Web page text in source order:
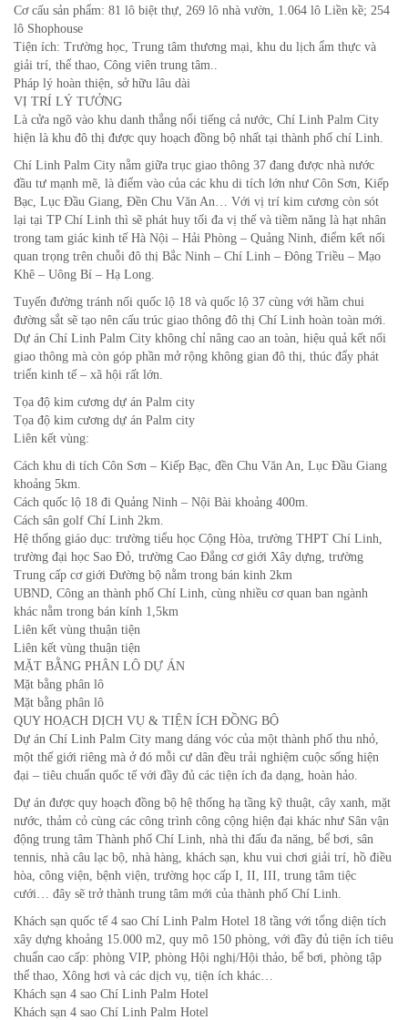
Cơ cấu sản phẩm: 81 lô biệt thự, 269 lô nhà vườn, 1.064 lô Liền kề; 254
lô Shophouse
Tiện ích: Trường học, Trung tâm thương mại, khu du lịch ẩm thực và
giải trí, thể thao, Công viên trung tâm..
Pháp lý hoàn thiện, sở hữu lâu dài
VỊ TRÍ LÝ TƯỞNG
Là cửa ngõ vào khu danh thắng nổi tiếng cả nước, Chí Linh Palm City
hiện là khu đô thị được quy hoạch đồng bộ nhất tại thành phố chí Linh.
Chí Linh Palm City nằm giữa trục giao thông 37 đang được nhà nước
đầu tư mạnh mẽ, là điểm vào của các khu di tích lớn như Côn Sơn, Kiếp
Bạc, Lục Đầu Giang, Đền Chu Văn An… Với vị trí kim cương còn sót
lại tại TP Chí Linh thì sẽ phát huy tối đa vị thế và tiềm năng là hạt nhân
trong tam giác kinh tế Hà Nội – Hải Phòng – Quảng Ninh, điểm kết nối
quan trọng trên chuỗi đô thị Bắc Ninh – Chí Linh – Đông Triều – Mạo
Khê – Uông Bí – Hạ Long.
Tuyến đường tránh nối quốc lộ 18 và quốc lộ 37 cùng với hầm chui
đường sắt sẽ tạo nên cấu trúc giao thông đô thị Chí Linh hoàn toàn mới.
Dự án Chí Linh Palm City không chỉ nâng cao an toàn, hiệu quả kết nối
giao thông mà còn góp phần mở rộng không gian đô thị, thúc đẩy phát
triển kinh tế – xã hội rất lớn.
Tọa độ kim cương dự án Palm city
Tọa độ kim cương dự án Palm city
Liên kết vùng:
Cách khu di tích Côn Sơn – Kiếp Bạc, đền Chu Văn An, Lục Đầu Giang
khoảng 5km.
Cách quốc lộ 18 đi Quảng Ninh – Nội Bài khoảng 400m.
Cách sân golf Chí Linh 2km.
Hệ thống giáo dục: trường tiểu học Cộng Hòa, trường THPT Chí Linh,
trường đại học Sao Đỏ, trường Cao Đẳng cơ giới Xây dựng, trường
Trung cấp cơ giới Đường bộ nằm trong bán kinh 2km
UBND, Công an thành phố Chí Linh, cùng nhiều cơ quan ban ngành
khác nằm trong bán kính 1,5km
Liên kết vùng thuận tiện
Liên kết vùng thuận tiện
MẶT BẰNG PHÂN LÔ DỰ ÁN
Mặt bằng phân lô
Mặt bằng phân lô
QUY HOẠCH DỊCH VỤ & TIỆN ÍCH ĐỒNG BỘ
Dự án Chí Linh Palm City mang dáng vóc của một thành phố thu nhỏ,
một thế giới riêng mà ở đó mỗi cư dân đều trải nghiệm cuộc sống hiện
đại – tiêu chuẩn quốc tế với đầy đủ các tiện ích đa dạng, hoàn hảo.
Dự án được quy hoạch đồng bộ hệ thống hạ tầng kỹ thuật, cây xanh, mặt
nước, thảm cỏ cùng các công trình công cộng hiện đại khác như Sân vận
động trung tâm Thành phố Chí Linh, nhà thi đấu đa năng, bể bơi, sân
tennis, nhà câu lạc bộ, nhà hàng, khách sạn, khu vui chơi giải trí, hồ điều
hòa, công viện, bệnh viện, trường học cấp I, II, III, trung tâm tiệc
cưới… đây sẽ trở thành trung tâm mới của thành phố Chí Linh.
Khách sạn quốc tế 4 sao Chí Linh Palm Hotel 18 tầng với tổng diện tích
xây dựng khoảng 15.000 m2, quy mô 150 phòng, với đầy đủ tiện ích tiêu
chuẩn cao cấp: phòng VIP, phòng Hội nghị/Hội thảo, bể bơi, phòng tập
thể thao, Xông hơi và các dịch vụ, tiện ích khác…
Khách sạn 4 sao Chí Linh Palm Hotel
Khách sạn 4 sao Chí Linh Palm Hotel